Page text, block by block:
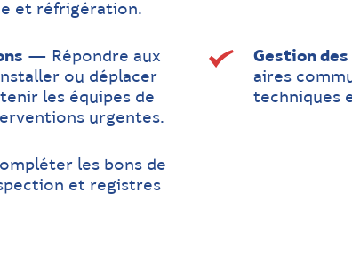
et réfrigération.
— Répondre aux
ou déplacer
les équipes de
urgentes.
Gestion des
aires
techniques
les bons de
et registres